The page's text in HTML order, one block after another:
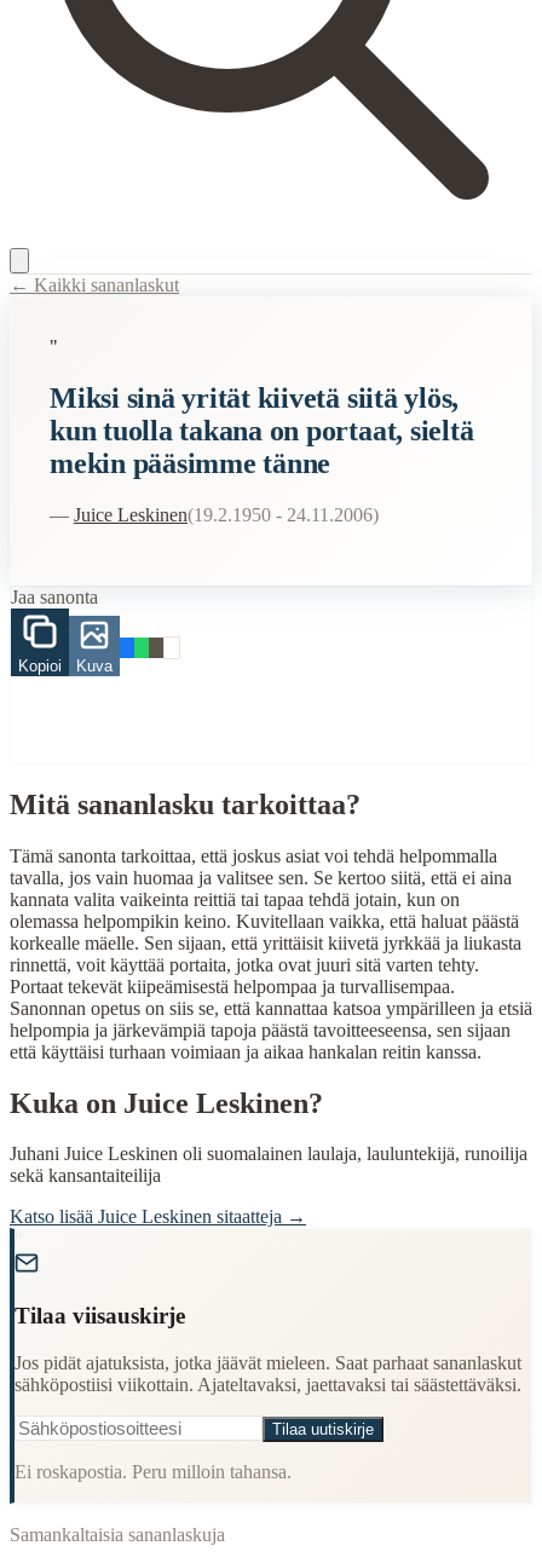
Description:Tämä sanonta tarkoittaa, että joskus asiat voi tehdä
Semantic Themes
Finding Finnish proverbs about specific topics
Understanding Finnish cultural wisdom
Learning Finnish language through proverbs
Finding quotes for speeches or writing
← Kaikki sananlaskut
"
Miksi sinä yrität kiivetä siitä ylös,
kun tuolla takana on portaat, sieltä
mekin pääsimme tänne
— Juice Leskinen(19.2.1950 - 24.11.2006)
Jaa sanonta
Kopioi Kuva
Mitä sananlasku tarkoittaa?
Tämä sanonta tarkoittaa, että joskus asiat voi tehdä helpommalla
tavalla, jos vain huomaa ja valitsee sen. Se kertoo siitä, että ei aina
kannata valita vaikeinta reittiä tai tapaa tehdä jotain, kun on
olemassa helpompikin keino. Kuvitellaan vaikka, että haluat päästä
korkealle mäelle. Sen sijaan, että yrittäisit kiivetä jyrkkää ja liukasta
rinnettä, voit käyttää portaita, jotka ovat juuri sitä varten tehty.
Portaat tekevät kiipeämisestä helpompaa ja turvallisempaa.
Sanonnan opetus on siis se, että kannattaa katsoa ympärilleen ja etsiä
helpompia ja järkevämpiä tapoja päästä tavoitteeseensa, sen sijaan
että käyttäisi turhaan voimiaan ja aikaa hankalan reitin kanssa.
Kuka on Juice Leskinen?
Juhani Juice Leskinen oli suomalainen laulaja, lauluntekijä, runoilija
sekä kansantaiteilija
Katso lisää Juice Leskinen sitaatteja →
Tilaa viisauskirje
Jos pidät ajatuksista, jotka jäävät mieleen. Saat parhaat sananlaskut
sähköpostiisi viikottain. Ajateltavaksi, jaettavaksi tai säästettäväksi.
Tilaa uutiskirje
Ei roskapostia. Peru milloin tahansa.
Samankaltaisia sananlaskuja